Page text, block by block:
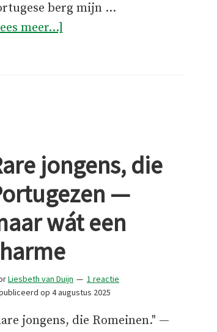
berg mijn …
meer...]
jongens, die
—
wát een
Liesbeth van Duijn
1 reactie
op 4 augustus 2025
jongens, die Romeinen." —